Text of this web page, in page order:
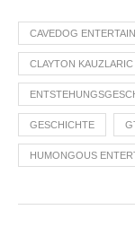
CAVEDOG
CLAYTON KAUZLARIC
GESCHICHTE
HUMONGOUS